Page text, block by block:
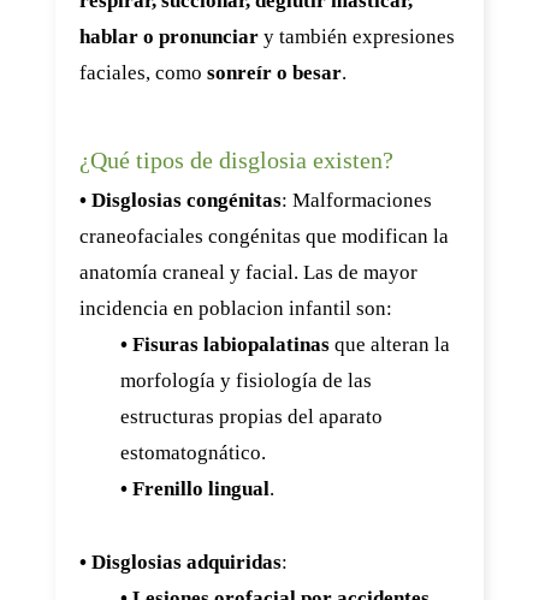
hablar o pronunciar y también expresiones
faciales, como sonreír o besar.
¿Qué tipos de disglosia existen?
• Disglosias congénitas: Malformaciones
craneofaciales congénitas que modifican la
anatomía craneal y facial. Las de mayor
incidencia en poblacion infantil son:
• Fisuras labiopalatinas que alteran la
morfología y fisiología de las
estructuras propias del aparato
estomatognático.
• Frenillo lingual.
• Disglosias adquiridas: